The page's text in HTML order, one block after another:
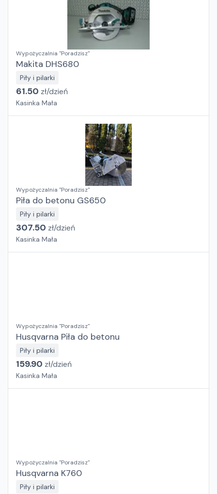
Wypożyczalnia "Poradzisz"
Makita DHS680
Piły i pilarki
61.50 zł/dzień
Kasinka Mała
Wypożyczalnia "Poradzisz"
Piła do betonu GS650
Piły i pilarki
307.50 zł/dzień
Kasinka Mała
Wypożyczalnia "Poradzisz"
Husqvarna Piła do betonu
Piły i pilarki
159.90 zł/dzień
Kasinka Mała
Wypożyczalnia "Poradzisz"
Husqvarna K760
Piły i pilarki